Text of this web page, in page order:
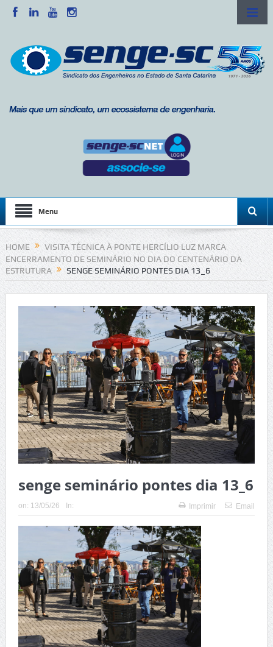
Menu
HOME
VISITA TÉCNICA À PONTE HERCÍLIO LUZ MARCA
ENCERRAMENTO DE SEMINÁRIO NO DIA DO CENTENÁRIO DA
ESTRUTURA
SENGE SEMINÁRIO PONTES DIA 13_6
senge seminário pontes dia 13_6
on: 13/05/26 In: Imprimir Email